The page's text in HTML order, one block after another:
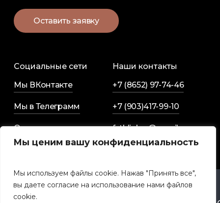
Мы ценим вашу конфиденциальность
Мы используем файлы cookie. Нажав "Принять все",
вы даете согласие на использование нами файлов
cookie.
Оставить заявку
Социальные сети
Мы ВКонтакте
Мы в Телеграмм
Оставить заявку
Наши контакты
+7 (8652) 97-74-46
+7 (903)417-99-10
fstklinker@gmail.com